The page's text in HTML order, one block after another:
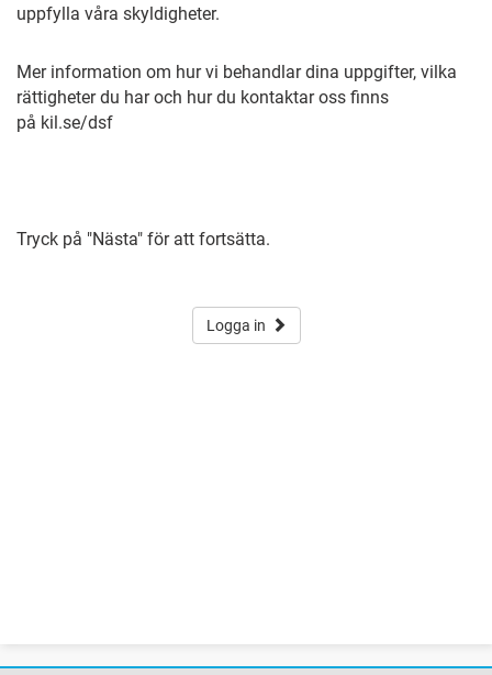
uppfylla våra skyldigheter.
Mer information om hur vi behandlar dina uppgifter, vilka
rättigheter du har och hur du kontaktar oss finns
på kil.se/dsf
Tryck på "Nästa" för att fortsätta.
Logga in